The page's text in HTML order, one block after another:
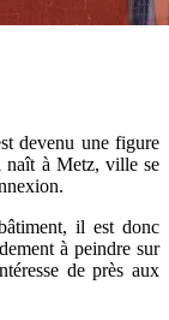
devenu une figure
naît à Metz, ville se
il est donc
à peindre sur
de près aux